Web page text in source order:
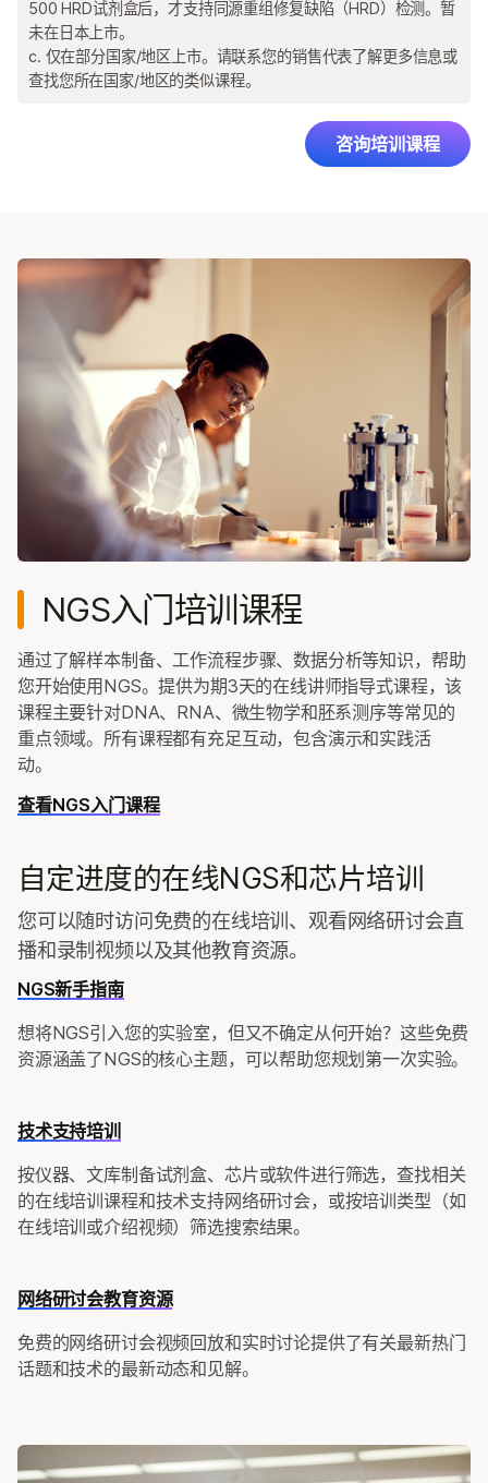
500 HRD试剂盒后，才支持同源重组修复缺陷（HRD）检测。暂
未在日本上市。
c. 仅在部分国家/地区上市。请联系您的销售代表了解更多信息或
查找您所在国家/地区的类似课程。
咨询培训课程
NGS入门培训课程
通过了解样本制备、工作流程步骤、数据分析等知识，帮助
您开始使用NGS。提供为期3天的在线讲师指导式课程，该
课程主要针对DNA、RNA、微生物学和胚系测序等常见的
重点领域。所有课程都有充足互动，包含演示和实践活
动。
查看NGS入门课程
自定进度的在线NGS和芯片培训
您可以随时访问免费的在线培训、观看网络研讨会直
播和录制视频以及其他教育资源。
NGS新手指南
想将NGS引入您的实验室，但又不确定从何开始？这些免费
资源涵盖了NGS的核心主题，可以帮助您规划第一次实验。
技术支持培训
按仪器、文库制备试剂盒、芯片或软件进行筛选，查找相关
的在线培训课程和技术支持网络研讨会，或按培训类型（如
在线培训或介绍视频）筛选搜索结果。
网络研讨会教育资源
免费的网络研讨会视频回放和实时讨论提供了有关最新热门
话题和技术的最新动态和见解。